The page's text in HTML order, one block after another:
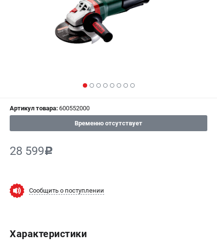
СЕРВИС
)
ЗАКАЗАТЬ ЗАПЧАСТЬ
Сервисный центр
Артикул товара: 600552000
Временно отсутствует
28 599c
Сообщить о поступлении
Характеристики